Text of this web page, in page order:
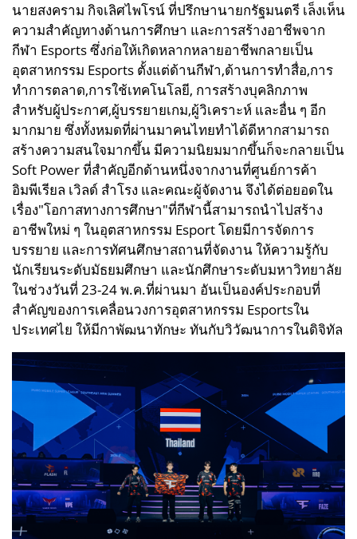
นายสงคราม กิจเลิศไพโรน์ ที่ปรึกษานายกรัฐมนตรี เล็งเห็น
ความสำคัญทางด้านการศึกษา และการสร้างอาชีพจาก
กีฬา Esports ซึ่งก่อให้เกิดหลากหลายอาชีพกลายเป็น
อุตสาหกรรม Esports ตั้งแต่ด้านกีฬา,ด้านการทำสื่อ,การ
ทำการตลาด,การใช้เทคโนโลยี, การสร้างบุคลิกภาพ
สำหรับผู้ประกาศ,ผู้บรรยายเกม,ผู้วิเคราะห์ และอื่น ๆ อีก
มากมาย ซึ่งทั้งหมดที่ผ่านมาคนไทยทำได้ดีหากสามารถ
สร้างความสนใจมากขึ้น มีความนิยมมากขึ้นก็จะกลายเป็น
Soft Power ที่สำคัญอีกด้านหนึ่งจากงานที่ศูนย์การค้า
อิมพีเรียล เวิลด์ สำโรง และคณะผู้จัดงาน จึงได้ต่อยอดใน
เรื่อง"โอกาสทางการศึกษา"ที่กีฬานี้สามารถนำไปสร้าง
อาชีพใหม่ ๆ ในอุตสาหกรรม Esport โดยมีการจัดการ
บรรยาย และการทัศนศึกษาสถานที่จัดงาน ให้ความรู้กับ
นักเรียนระดับมัธยมศึกษา และนักศึกษาระดับมหาวิทยาลัย
ในช่วงวันที่ 23-24 พ.ค.ที่ผ่านมา อันเป็นองค์ประกอบที่
สำคัญของการเคลื่อนวงการอุตสาหกรรม Esportsใน
ประเทศไย ให้มีกาพัฒนาทักษะ ทันกับวิวัฒนาการในดิจิทัล